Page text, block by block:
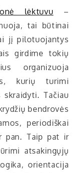
lėktuvu –
tai būtinai
jį pilotuojantys
girdime tokių
organizuoja
kurių turimi
Tačiau
bendrovės
periodiškai
pan. Taip pat ir
atsakingųjų
orientacija